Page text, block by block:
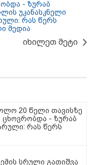
აქვს? -
- ზურაბ
უკანასკნელი
რას წერს
მედია
იხილეთ მეტი
20 წელი თავისზე
- ზურაბ
რას წერს
სრული გათიშვა